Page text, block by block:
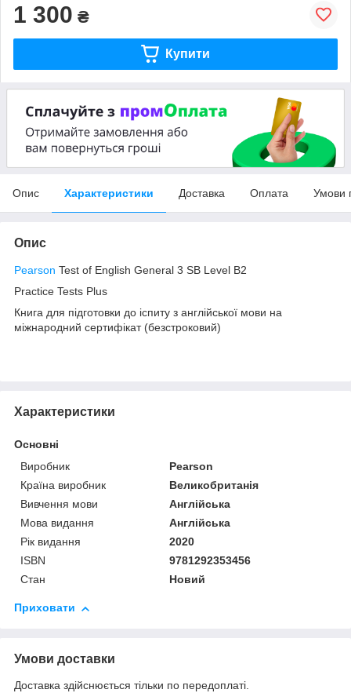
1 300 ₴
Купити
Опис Характеристики Доставка Оплата Умови
Опис
Pearson Test of English General 3 SB Level B2
Practice Tests Plus
Книга для підготовки до іспиту з англійської мови на
міжнародний сертифікат (безстроковий)
Характеристики
Основні
Виробник
Pearson
Країна виробник
Великобританія
Вивчення мови
Англійська
Мова видання
Англійська
Рік видання
2020
ISBN
9781292353456
Стан
Новий
Приховати
Умови доставки
Доставка здійснюється тільки по передоплаті.